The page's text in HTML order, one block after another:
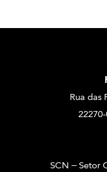
Rua das
SCN – Setor